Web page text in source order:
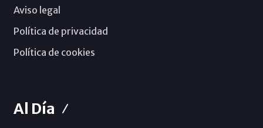
Aviso legal
Política de privacidad
Política de cookies
Al Día